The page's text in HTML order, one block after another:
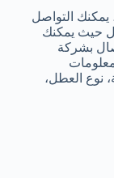
التواصل
حيث يمكنك
بشركة
نوع العطل،